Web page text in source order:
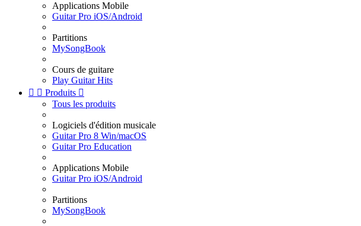
Applications Mobile
Guitar Pro iOS/Android
Partitions
MySongBook
Cours de guitare
Play Guitar Hits
  Produits 
Tous les produits
Logiciels d'édition musicale
Guitar Pro 8 Win/macOS
Guitar Pro Education
Applications Mobile
Guitar Pro iOS/Android
Partitions
MySongBook